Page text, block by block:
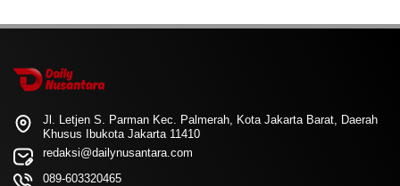
Jl. Letjen S. Parman Kec. Palmerah, Kota Jakarta Barat, Daerah
Khusus Ibukota Jakarta 11410
redaksi@dailynusantara.com
089-603320465